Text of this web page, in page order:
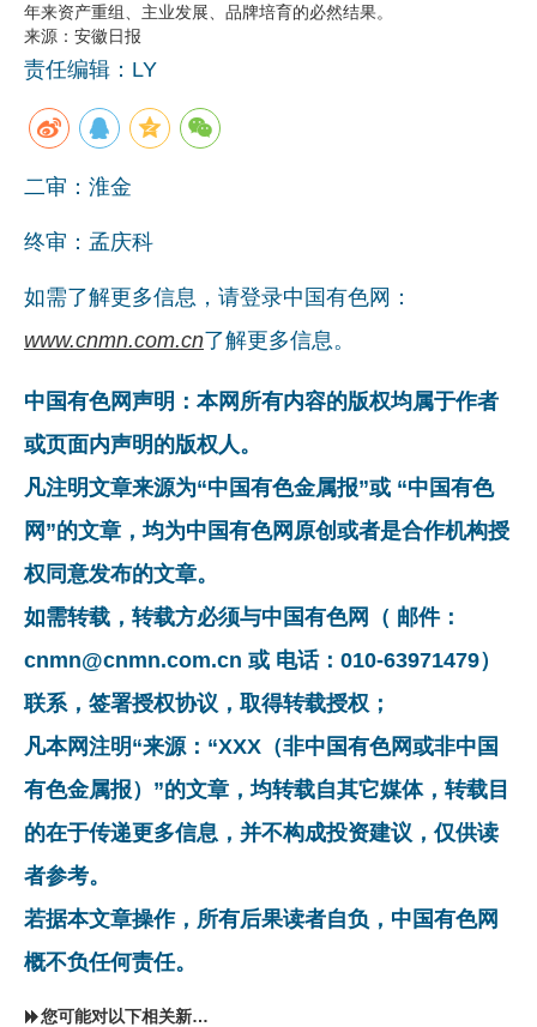
年来资产重组、主业发展、品牌培育的必然结果。
来源：安徽日报
责任编辑：LY
二审：淮金
终审：孟庆科
如需了解更多信息，请登录中国有色网：
www.cnmn.com.cn了解更多信息。
中国有色网声明：本网所有内容的版权均属于作者
或页面内声明的版权人。
凡注明文章来源为“中国有色金属报”或 “中国有色
网”的文章，均为中国有色网原创或者是合作机构授
权同意发布的文章。
如需转载，转载方必须与中国有色网（ 邮件：
cnmn@cnmn.com.cn 或 电话：010-63971479）
联系，签署授权协议，取得转载授权；
凡本网注明“来源：“XXX（非中国有色网或非中国
有色金属报）”的文章，均转载自其它媒体，转载目
的在于传递更多信息，并不构成投资建议，仅供读
者参考。
若据本文章操作，所有后果读者自负，中国有色网
概不负任何责任。
您可能对以下相关新闻同样感兴趣